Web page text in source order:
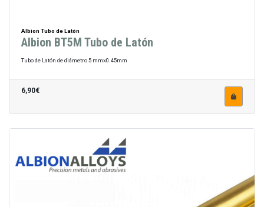
Albion Tubo de Latón
Albion BT5M Tubo de Latón
Tubo de Latón de diámetro 5 mmx0.45mm
6,90€